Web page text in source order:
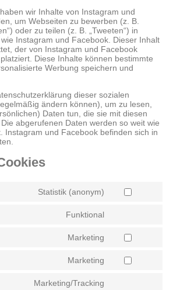
wir Inhalte von Instagram und
um Webseiten zu bewerben (z. B.
oder zu teilen (z. B. „Tweeten“) in
Instagram und Facebook. Dieser Inhalt
der von Instagram und Facebook
Diese Inhalte können bestimmte
Werbung speichern und
dieser sozialen
ändern können), um zu lesen,
Daten tun, die sie mit diesen
abgerufenen Daten werden so weit wie
Instagram und Facebook befinden sich in
Statistik (anonym)
Funktional
Marketing
Marketing
Marketing/Tracking